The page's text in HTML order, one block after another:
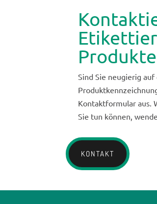
Sind Sie neugierig
Kontaktformular aus.
Sie tun können,
KONTAKT